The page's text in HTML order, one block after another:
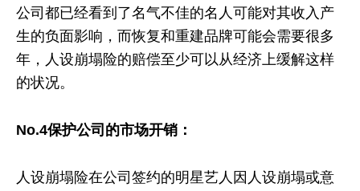
公司都已经看到了名气不佳的名人可能对其收入产
生的负面影响，而恢复和重建品牌可能会需要很多
年，人设崩塌险的赔偿至少可以从经济上缓解这样
的状况。
No.4保护公司的市场开销：
人设崩塌险在公司签约的明星艺人因人设崩塌或意